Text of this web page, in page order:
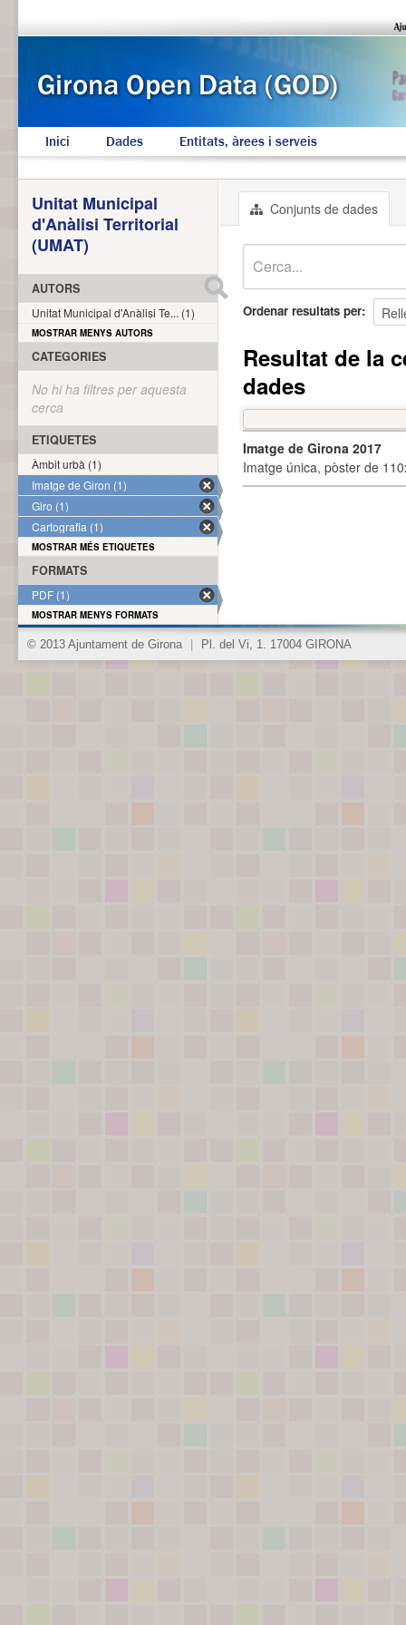
Inici Dades Entitats, àrees i serveis
Conjunts de dades
Ordenar resultats per
Resultat de la
dades
Imatge de Girona 2017
Imatge única, pòster de
Unitat Municipal
d'Anàlisi Territorial
(UMAT)
AUTORS
Unitat Municipal d'Anàlisi Te... (1)
MOSTRAR MENYS AUTORS
CATEGORIES
No hi ha filtres per aquesta
cerca
ETIQUETES
Àmbit urbà (1)
Imatge de Giron (1)
Giro (1)
Cartografia (1)
MOSTRAR MÉS ETIQUETES
FORMATS
PDF (1)
MOSTRAR MENYS FORMATS
© 2013 Ajuntament de Girona Pl. del Vi, 1. 17004 GIRONA